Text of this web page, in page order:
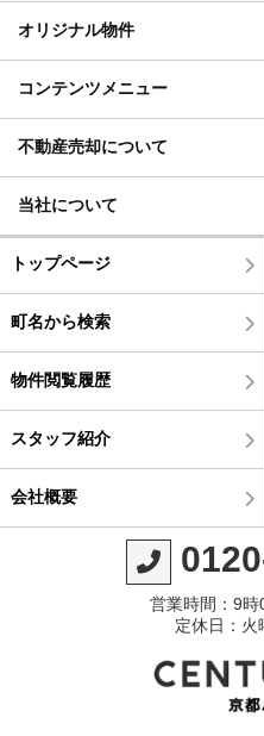
オリジナル物件
コンテンツメニュー
不動産売却について
当社について
トップページ
町名から検索
物件閲覧履歴
スタッフ紹介
会社概要
営業時間：9
定休日：火